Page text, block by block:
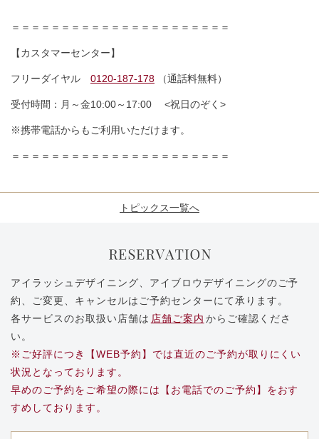
＝＝＝＝＝＝＝＝＝＝＝＝＝＝＝＝＝＝＝＝＝＝
【カスタマーセンター】
フリーダイヤル 0120-187-178 （通話料無料）
受付時間：月～金10:00～17:00 <祝日のぞく>
※携帯電話からもご利用いただけます。
＝＝＝＝＝＝＝＝＝＝＝＝＝＝＝＝＝＝＝＝＝＝
トピックス一覧へ
アイラッシュデザイニング、アイブロウデザイニングのご予
約、ご変更、キャンセルはご予約センターにて承ります。
各サービスのお取扱い店舗は 店舗ご案内 からご確認くださ
い。
※ご好評につき【WEB予約】では直近のご予約が取りにくい
状況となっております。
早めのご予約をご希望の際には【お電話でのご予約】をおす
すめしております。